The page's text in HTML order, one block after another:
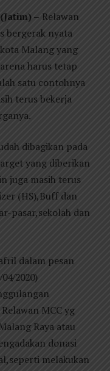
– Relawan
bergerak nyata
Malang yang
harus tetap
satu contohnya
terus bekerja
dibagikan pada
yang diberikan
juga masih terus
(HS),Buff dan
pasar,sekolah dan
dalam pesan
2020)
MCC yg
Raya atau
donasi
melakukan